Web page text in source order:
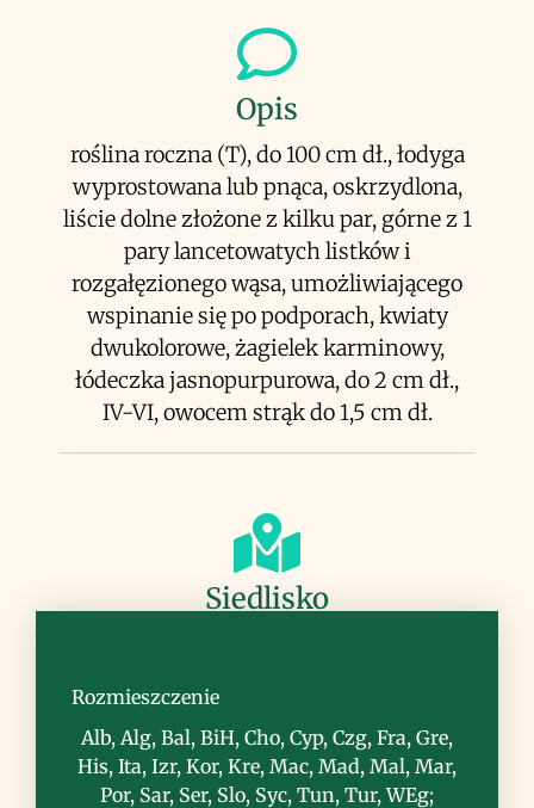
Opis
roślina roczna (T), do 100 cm dł., łodyga
wyprostowana lub pnąca, oskrzydlona,
liście dolne złożone z kilku par, górne z 1
pary lancetowatych listków i
rozgałęzionego wąsa, umożliwiającego
wspinanie się po podporach, kwiaty
dwukolorowe, żagielek karminowy,
łódeczka jasnopurpurowa, do 2 cm dł.,
IV-VI, owocem strąk do 1,5 cm dł.
Siedlisko
Rozmieszczenie
Alb, Alg, Bal, BiH, Cho, Cyp, Czg, Fra, Gre,
His, Ita, Izr, Kor, Kre, Mac, Mad, Mal, Mar,
Por, Sar, Ser, Slo, Syc, Tun, Tur, WEg;